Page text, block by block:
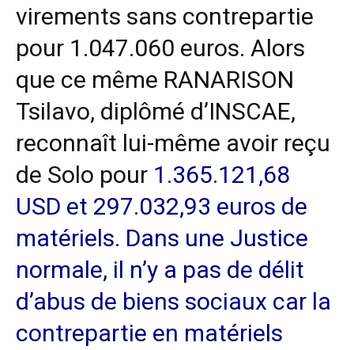
virements sans contrepartie
pour 1.047.060 euros. Alors
que ce même RANARISON
Tsilavo, diplômé d’INSCAE,
reconnaît lui-même avoir reçu
de Solo pour 1.365.121,68
USD et 297.032,93 euros de
matériels. Dans une Justice
normale, il n’y a pas de délit
d’abus de biens sociaux car la
contrepartie en matériels